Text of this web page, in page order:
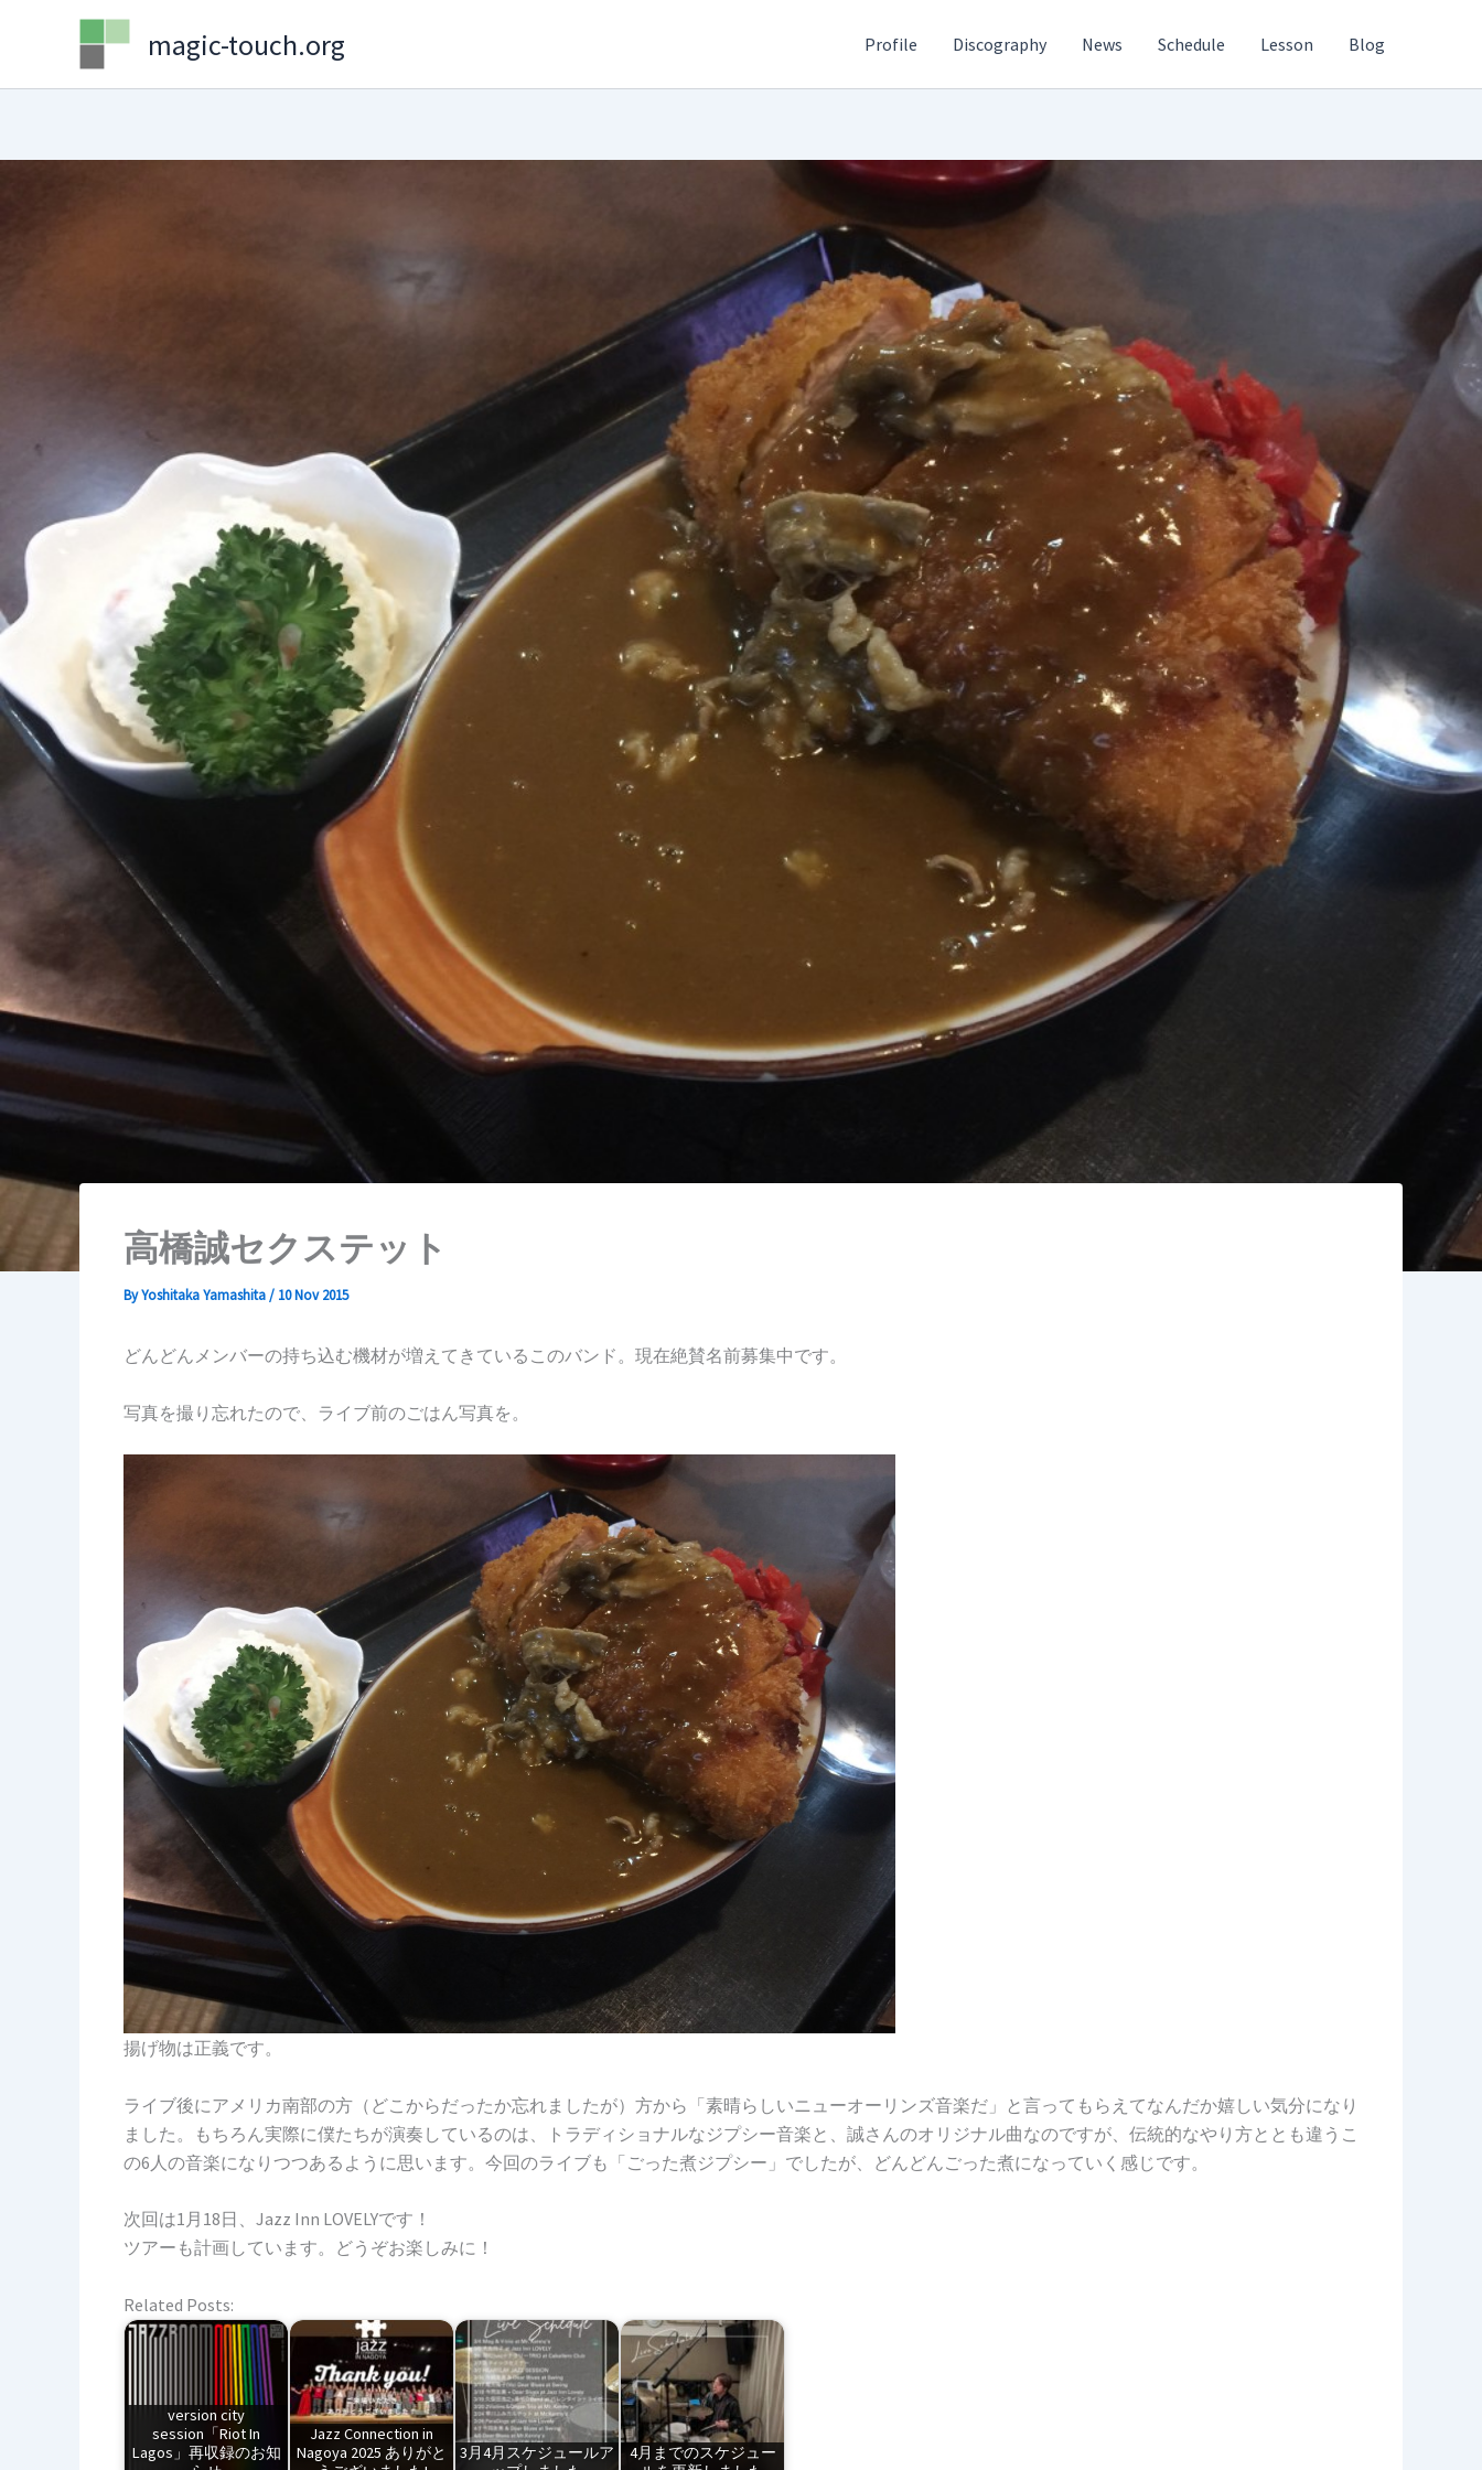
magic-touch.org Profile Discography News Schedule Lesson Blog
高橋誠セクステット
ByYoshitaka Yamashita/ 10 Nov 2015
どんどんメンバーの持ち込む機材が増えてきているこのバンド。現在絶賛名前募集中です。
写真を撮り忘れたので、ライブ前のごはん写真を。
揚げ物は正義です。
ライブ後にアメリカ南部の方（どこからだったか忘れましたが）方から「素晴らしいニューオーリンズ音楽だ」と言ってもらえてなんだか嬉しい気分になり
ました。もちろん実際に僕たちが演奏しているのは、トラディショナルなジプシー音楽と、誠さんのオリジナル曲なのですが、伝統的なやり方ととも違うこ
の6人の音楽になりつつあるように思います。今回のライブも「ごった煮ジプシー」でしたが、どんどんごった煮になっていく感じです。
次回は1月18日、Jazz Inn LOVELYです！
ツアーも計画しています。どうぞお楽しみに！
Related Posts:
version city
session「Riot In
Lagos」再収録のお知
Jazz Connection in
Nagoya 2025 ありがと
3月4月スケジュールア
4月までのスケジュー